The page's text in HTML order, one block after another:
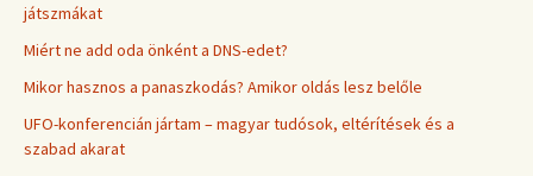
játszmákat
Miért ne add oda önként a DNS-edet?
Mikor hasznos a panaszkodás? Amikor oldás lesz belőle
UFO-konferencián jártam – magyar tudósok, eltérítések és a
szabad akarat